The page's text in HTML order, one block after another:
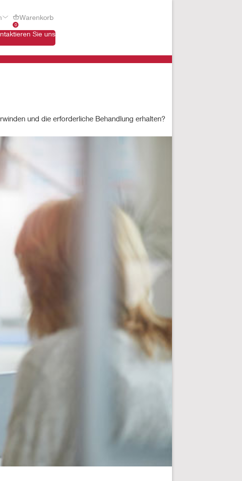
0
Warenkorb
Sie uns
und die erforderliche Behandlung erhalten?